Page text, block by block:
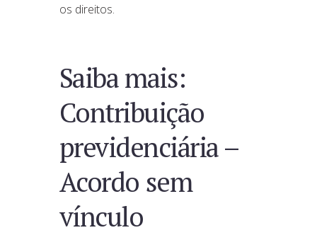
os direitos.
Saiba mais:
Contribuição
previdenciária –
Acordo sem
vínculo